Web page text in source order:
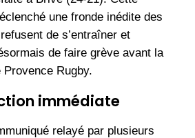
une fronde inédite des
de s’entraîner et
de faire grève avant la
Provence Rugby.
immédiate
relayé par plusieurs